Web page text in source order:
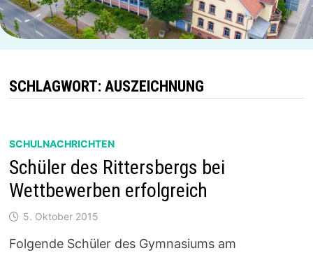
SCHLAGWORT:AUSZEICHNUNG
SCHULNACHRICHTEN
Schüler des Rittersbergs bei
Wettbewerben erfolgreich
5. Oktober 2015
Folgende Schüler des Gymnasiums am